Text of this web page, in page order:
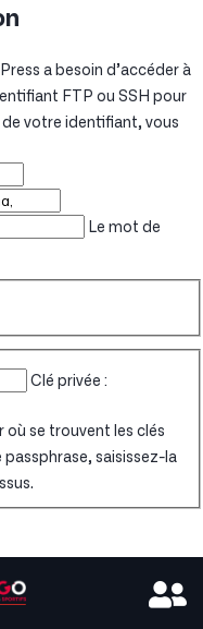
a besoin d’accéder à
FTP ou SSH pour
de votre identifiant, vous
Le mot de
Clé privée :
où se trouvent les clés
passphrase, saisissez-la